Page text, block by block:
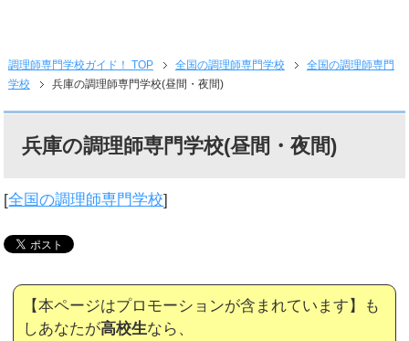
調理師専門学校ガイド！ TOP 全国の調理師専門学校
全国の調理師専門
学校
兵庫の調理師専門学校(昼間・夜間)
兵庫の調理師専門学校(昼間・夜間)
[全国の調理師専門学校]
【本ページはプロモーションが含まれています】も
しあなたが高校生なら、